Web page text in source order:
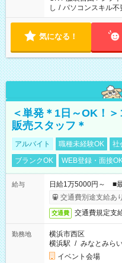
し / パソコンスキル不
気になる！
＜単発＊1日～OK！
販売スタッフ＊
アルバイト 職種未経験OK 社
ブランクOK
WEB登録・面接
給与
日給1万5000円～ ■
交通費別途支給あり
交通費 交通費規定支
勤務地
横浜市西区
横浜駅 / みなとみら
イベント会場